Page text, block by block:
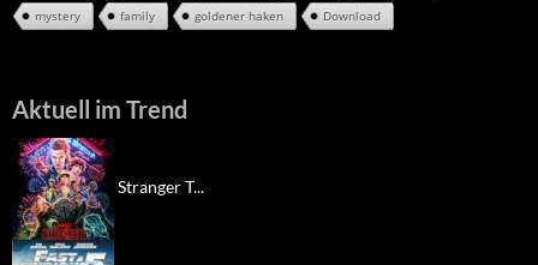
mystery family goldener haken Download
Aktuell im Trend
Stranger T...